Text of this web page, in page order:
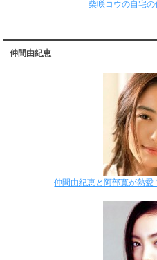
柴咲コウの自宅の
仲間由紀恵
仲間由紀恵と阿部寛が熱愛